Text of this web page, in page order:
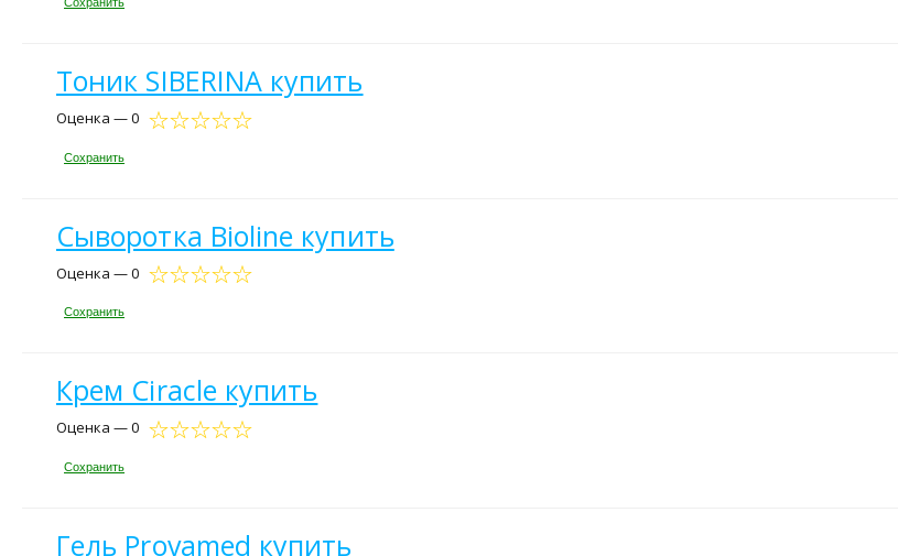
Тоник SIBERINA купить
Оценка — 0
Сохранить
Сыворотка Bioline купить
Оценка — 0
Сохранить
Крем Ciracle купить
Оценка — 0
Сохранить
Гель Provamed купить